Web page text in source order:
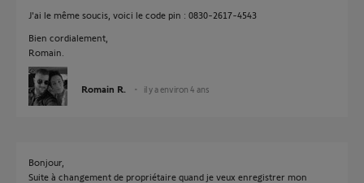
J'ai le même soucis, voici le code pin : 0830-2617-4543
Bien cordialement,
Romain.
Romain R. il y a environ 4 ans
Bonjour,
Suite à changement de propriétaire quand je veux enregistrer mon